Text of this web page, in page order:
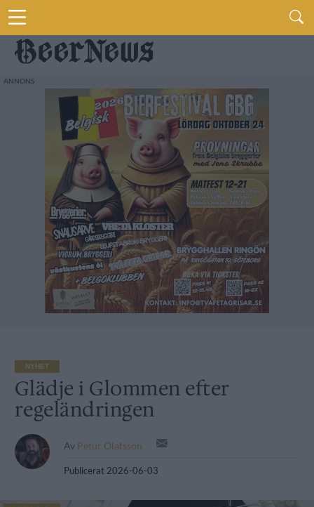
NYHET
Glädje i Glommen efter
regeländringen
Av Petur Olafsson
Publicerat 2026-06-03